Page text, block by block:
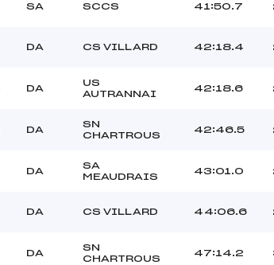
SA SCCS 41:50.7
DA CS VILLARD 42:18.4
DA
US
AUTRANNAI
42:18.6
DA
SN
CHARTROUS
42:46.5
DA
SA
MEAUDRAIS
43:01.0
DA CS VILLARD 44:06.6
DA
SN
CHARTROUS
47:14.2